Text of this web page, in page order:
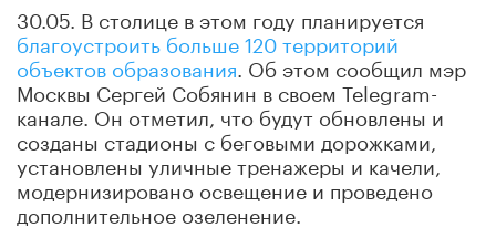
30.05. В столице в этом году планируется
благоустроить больше 120 территорий
объектов образования . Об этом сообщил мэр
Москвы Сергей Собянин в своем Telegram-
канале. Он отметил, что будут обновлены и
созданы стадионы с беговыми дорожками,
установлены уличные тренажеры и качели,
модернизировано освещение и проведено
дополнительное озеленение.